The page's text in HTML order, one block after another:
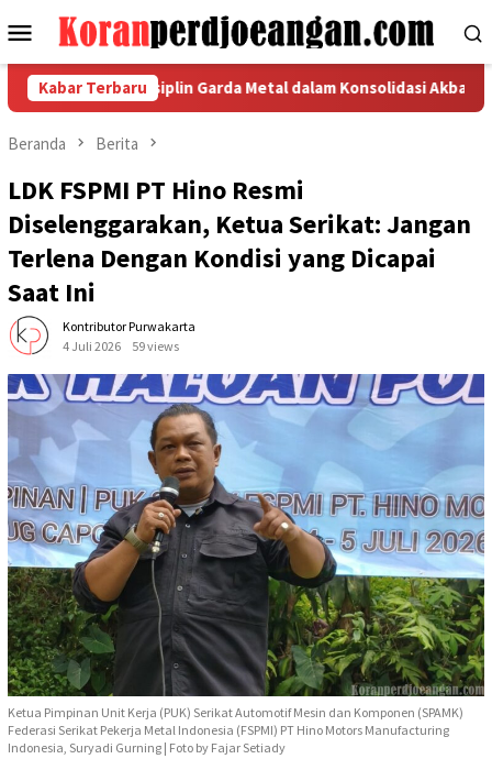
ke
Menu
Mobile
Kabar Terbaru
dan Disiplin Garda Metal dalam Konsolidasi Akbar Garda
Beranda Berita
LDK FSPMI PT Hino Resmi
Diselenggarakan, Ketua Serikat: Jangan
Terlena Dengan Kondisi yang Dicapai
Saat Ini
Kontributor Purwakarta
4 Juli 2026
59 views
Ketua Pimpinan Unit Kerja (PUK) Serikat Automotif Mesin dan Komponen (SPAMK)
Federasi Serikat Pekerja Metal Indonesia (FSPMI) PT Hino Motors Manufacturing
Indonesia, Suryadi Gurning | Foto by Fajar Setiady